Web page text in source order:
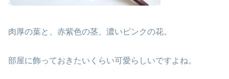
肉厚の葉と、赤紫色の茎、濃いピンクの花。
部屋に飾っておきたいくらい可愛らしいですよね。